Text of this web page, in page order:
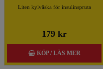
Liten kylväska för insulinspruta
179 kr
KÖP / LÄS MER